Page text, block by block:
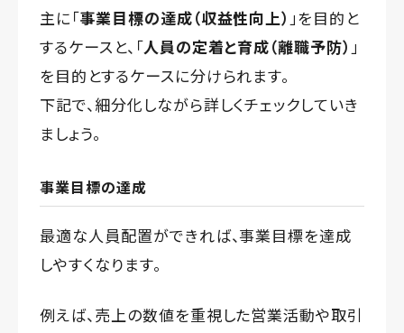
主に「事業目標の達成（収益性向上） 」を目的と
するケースと、「人員の定着と育成（離職予防） 」
を目的とするケースに分けられます。
下記で、細分化しながら詳しくチェックしていき
ましょう。
事業目標の達成
最適な人員配置ができれば、事業目標を達成
しやすくなります。
例えば、売上の数値を重視した営業活動や取引